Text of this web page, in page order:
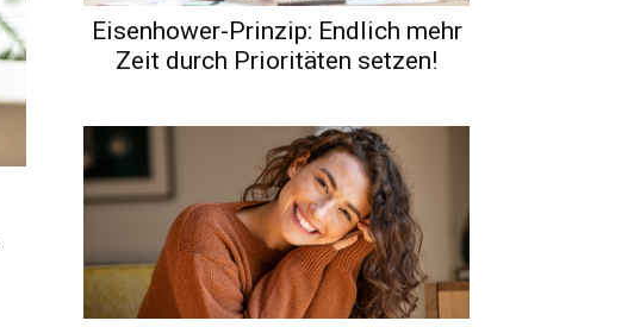
Eisenhower-Prinzip: Endlich mehr
Zeit durch Prioritäten setzen!